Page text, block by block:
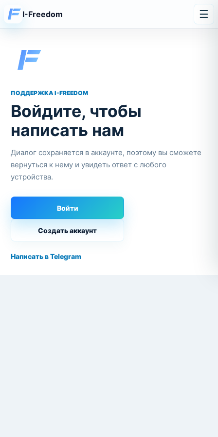
I-Freedom ☰
ПОДДЕРЖКА I-FREEDOM
Войдите, чтобы
написать нам
Диалог сохраняется в аккаунте, поэтому вы сможете
вернуться к нему и увидеть ответ с любого
устройства.
Войти
Создать аккаунт
Написать в Telegram